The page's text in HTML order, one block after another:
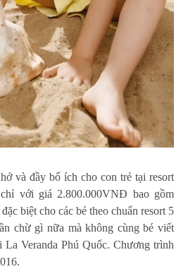
và đầy bổ ích cho con trẻ tại resort
với giá 2.800.000VNĐ bao gồm
biệt cho các bé theo chuẩn resort 5
chừ gì nữa mà không cùng bé viết
Veranda Phú Quốc. Chương trình